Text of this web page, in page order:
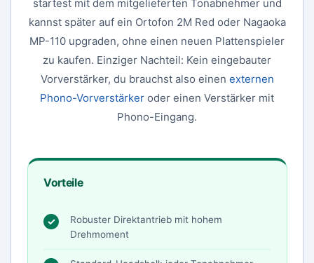
startest mit dem mitgelieferten Tonabnehmer und
kannst später auf ein Ortofon 2M Red oder Nagaoka
MP-110 upgraden, ohne einen neuen Plattenspieler
zu kaufen. Einziger Nachteil: Kein eingebauter
Vorverstärker, du brauchst also einen externen
Phono-Vorverstärker oder einen Verstärker mit
Phono-Eingang.
Vorteile
Robuster Direktantrieb mit hohem
Drehmoment